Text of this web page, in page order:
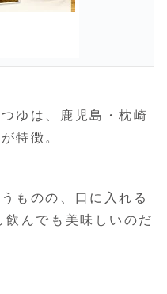
ゆは、鹿児島・枕崎
特徴。
ものの、口に入れる
んでも美味しいのだ